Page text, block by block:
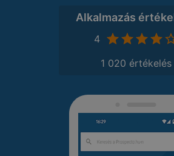
Alkalmazás
4
1 020 értékelés